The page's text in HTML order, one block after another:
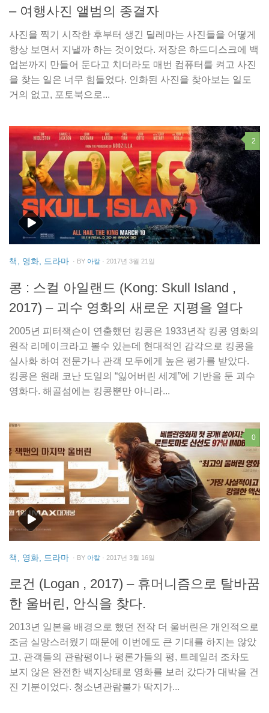
– 여행사진 앨범의 종결자
사진을 찍기 시작한 후부터 생긴 딜레마는 사진들을 어떻게
항상 보면서 지낼까 하는 것이었다. 저장은 하드디스크에 백
업본까지 만들어 둔다고 치더라도 매번 컴퓨터를 켜고 사진
을 찾는 일은 너무 힘들었다. 인화된 사진을 찾아보는 일도
거의 없고, 포토북으로...
2
책, 영화, 드라마 · BY 아칼 · 2017년 3월 21일
콩 : 스컬 아일랜드 (Kong: Skull Island ,
2017) – 괴수 영화의 새로운 지평을 열다
2005년 피터잭슨이 연출했던 킹콩은 1933년작 킹콩 영화의
원작 리메이크라고 볼수 있는데 현대적인 감각으로 킹콩을
실사화 하여 전문가나 관객 모두에게 높은 평가를 받았다.
킹콩은 원래 코난 도일의 “잃어버린 세계”에 기반을 둔 괴수
영화다. 해골섬에는 킹콩뿐만 아니라...
0
책, 영화, 드라마 · BY 아칼 · 2017년 3월 16일
로건 (Logan , 2017) – 휴머니즘으로 탈바꿈
한 울버린, 안식을 찾다.
2013년 일본을 배경으로 했던 전작 더 울버린은 개인적으로
조금 실망스러웠기 때문에 이번에도 큰 기대를 하지는 않았
고, 관객들의 관람평이나 평론가들의 평, 트레일러 조차도
보지 않은 완전한 백지상태로 영화를 보러 갔다가 대박을 건
진 기분이었다. 청소년관람불가 딱지가...